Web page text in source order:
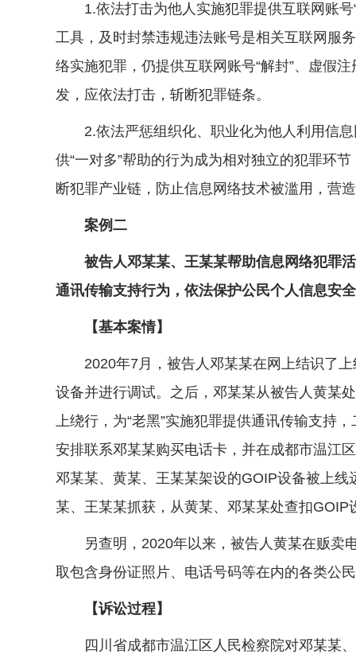
1.依法打击为他人实施犯罪提供互联网账号“
工具，及时封禁违规违法账号是相关互联网服
络实施犯罪，仍提供互联网账号“解封”、虚假
发，应依法打击，斩断犯罪链条。
2.依法严惩组织化、职业化为他人利用信息
供“一对多”帮助的行为成为相对独立的犯罪环
断犯罪产业链，防止信息网络技术被滥用，营
案例二
被告人邓某某、王某某帮助信息网络犯罪活
通讯传输支持行为，依法保护公民个人信息安全
【基本案情】
2020年7月，被告人邓某某在网上结识了上
设备并进行调试。之后，邓某某从被告人黄某
上绕行，为“老黑”实施犯罪提供通讯传输支持
安排联系邓某某购买电话卡，并在成都市温江
邓某某、黄某、王某某架设的GOIP设备被上
某、王某某抓获，从黄某、邓某某处查扣
另查明，2020年以来，被告人黄某在贩卖电
取包含身份证照片、电话号码等在内的各类公
【诉讼过程】
四川省成都市温江区人民检察院对邓某某、